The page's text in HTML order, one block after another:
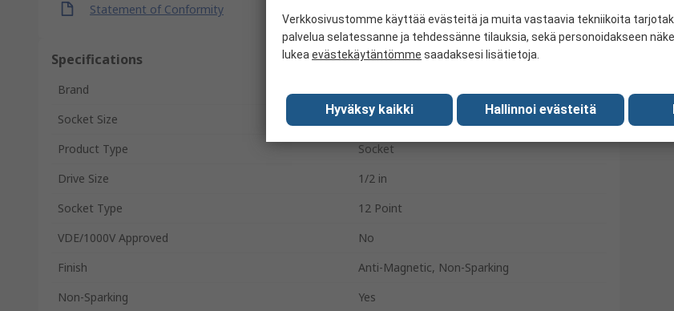
Statement of Conformity
Specifications
Brand
Socket Size
30 mm
Product Type
Socket
Drive Size
1/2 in
Socket Type
12 Point
VDE/1000V Approved
No
Finish
Anti-Magnetic, Non-Sparking
Non-Sparking
Yes
Verkkosivustomme käyttää evästeitä ja muita vastaavia tekniikoita
palvelua selatessanne ja tehdessänne tilauksia, sekä personoidakseen
lukea evästekäytäntömme saadaksesi lisätietoja.
Hyväksy kaikki Hallinnoi evästeitä